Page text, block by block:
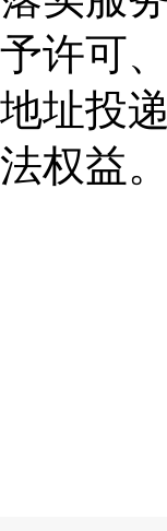
许可
址投
权益